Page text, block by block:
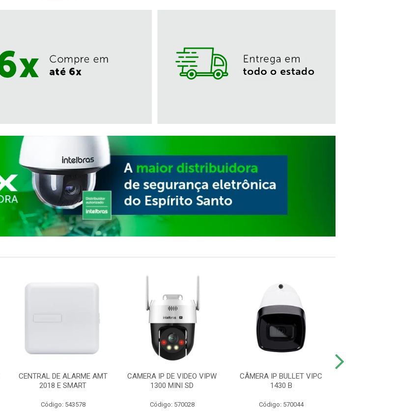
CENTRAL DE ALARME AMT
2018 E SMART
Código: 543578
CAMERA IP DE VIDEO VIPW
1300 MINI SD
Código: 570028
CÂMERA IP BULLET VIPC
1430 B
Código: 570044